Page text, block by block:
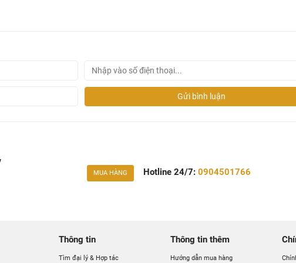
và giá rẻ nhất ?
trình khuyến mãi hấp dẫn, để biết chi tiết vui lòng chat hoặc gọi
Gửi bình luận
MUA HÀNG Hotline 24/7:0904501766
Thông tin
Tìm đại lý & Hợp tác
Thông tin thêm
Hướng dẫn mua hàng